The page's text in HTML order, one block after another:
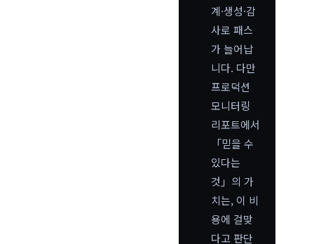
계·생성·감
사로 패스
가 늘어납
니다. 다만
프로덕션
모니터링
리포트에서
「믿을 수
있다는
것」의 가
치는, 이 비
용에 걸맞
다고 판단